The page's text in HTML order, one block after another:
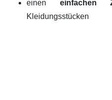
einen einfachen
Kleidungsstücken